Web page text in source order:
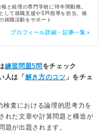
と経理の専門学校に18年間勤務。
して就職支援やSPI指導を担当。個
就職活動をサポート
プロフィール詳細・記事一覧 >
練習問題5問 をチェック
人は「 解き方のコツ 」をチェ
査における論理的思考力を
れた文章や計算問題と構造が
題が出題されます。